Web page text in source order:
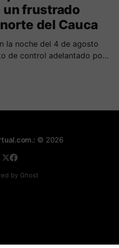
un frustrado
del Cauca
la noche del 4 de agosto
de control adelantado por
© 2026
by Ghost